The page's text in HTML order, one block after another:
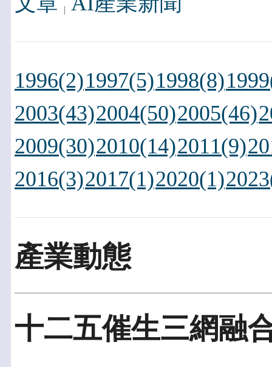
1996(2)1997(5)1998(8)
2003(43)2004(50)2005(46)
2009(30)2010(14)2011(9)
2016(3)2017(1)2020(1)
產業動態
十二五催生三網融